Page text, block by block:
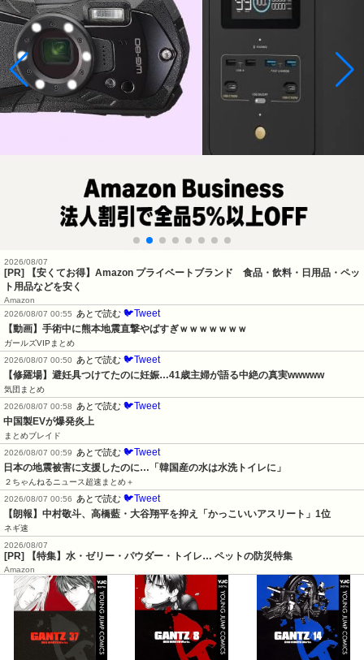
2026/08/07
[PR] 【安くてお得】Amazon プライベートブランド 食品・飲料・日用品・ペッ
ト用品などを安く
Amazon
2026/08/07 00:55
あとで読む 🐦Tweet
【動画】手術中に熊本地震直撃やばすぎｗｗｗｗｗｗｗ
ガールズVIPまとめ
2026/08/07 00:50
あとで読む 🐦Tweet
【修羅場】避妊具つけてたのに妊娠…41歳主婦が語る中絶の真実wwwww
気団まとめ
2026/08/07 00:58
あとで読む 🐦Tweet
中国製EVが爆発炎上
まとめブレイド
2026/08/07 00:59
あとで読む 🐦Tweet
日本の地震被害に支援したのに…「韓国産の水は水洗トイレに」
２ちゃんねるニュース超速まとめ＋
2026/08/07 00:56
あとで読む 🐦Tweet
【朗報】中村敬斗、高橋藍・大谷翔平を抑え「かっこいいアスリート」1位
ネギ速
2026/08/07
[PR] 【特集】水・ゼリー・パウダー・トイレ… ペットの防災特集
Amazon